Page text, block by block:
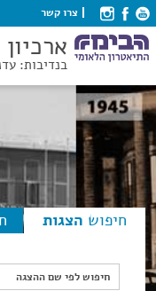
צרו קשר
ארכיון
בנדיבות:
חיפוש הצגות
חיפוש לפי שם ההצגה